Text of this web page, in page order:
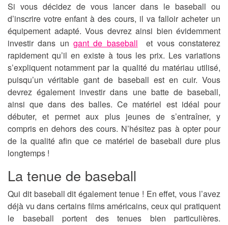
Si vous décidez de vous lancer dans le baseball ou
d’inscrire votre enfant à des cours, il va falloir acheter un
équipement adapté. Vous devrez ainsi bien évidemment
investir dans un gant de baseball et vous constaterez
rapidement qu’il en existe à tous les prix. Les variations
s’expliquent notamment par la qualité du matériau utilisé,
puisqu’un véritable gant de baseball est en cuir. Vous
devrez également investir dans une batte de baseball,
ainsi que dans des balles. Ce matériel est idéal pour
débuter, et permet aux plus jeunes de s’entraîner, y
compris en dehors des cours. N’hésitez pas à opter pour
de la qualité afin que ce matériel de baseball dure plus
longtemps !
La tenue de baseball
Qui dit baseball dit également tenue ! En effet, vous l’avez
déjà vu dans certains films américains, ceux qui pratiquent
le baseball portent des tenues bien particulières.